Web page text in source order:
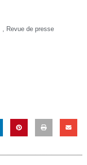
, Revue de presse